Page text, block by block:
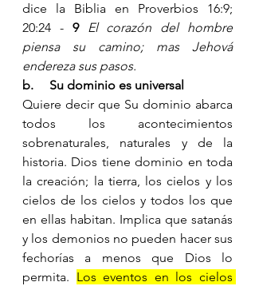
dice la Biblia en Proverbios 16:9;
20:24 - 9 El corazón del hombre
piensa su camino; mas Jehová
endereza sus pasos.
b.     Su dominio es universal
Quiere decir que Su dominio abarca
todos los acontecimientos
sobrenaturales, naturales y de la
historia. Dios tiene dominio en toda
la creación; la tierra, los cielos y los
cielos de los cielos y todos los que
en ellas habitan. Implica que satanás
y los demonios no pueden hacer sus
fechorías a menos que Dios lo
permita. Los eventos en los cielos